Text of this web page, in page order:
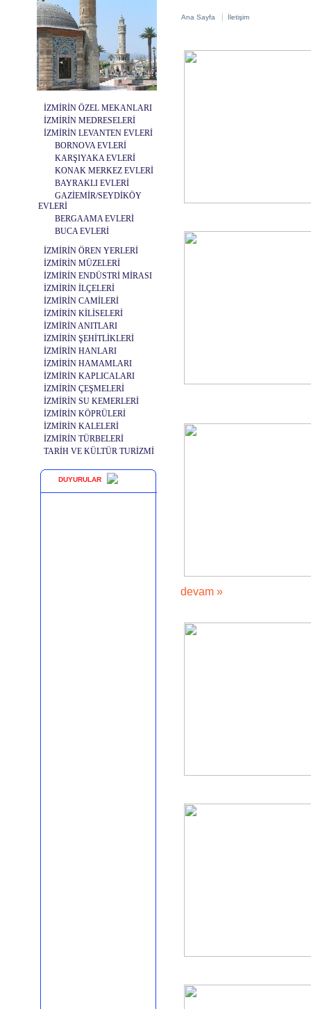
İZMİRİN ÖZEL MEKANLARI
İZMİRİN MEDRESELERİ
İZMİRİN LEVANTEN EVLERİ
BORNOVA EVLERİ
KARŞIYAKA EVLERİ
KONAK MERKEZ EVLERİ
BAYRAKLI EVLERİ
GAZİEMİR/SEYDİKÖY
EVLERİ
BERGAAMA EVLERİ
BUCA EVLERİ
İZMİRİN ÖREN YERLERİ
İZMİRİN MÜZELERİ
İZMİRİN ENDÜSTRİ MİRASI
İZMİRİN İLÇELERİ
İZMİRİN CAMİLERİ
İZMİRİN KİLİSELERİ
İZMİRİN ANITLARI
İZMİRİN ŞEHİTLİKLERİ
İZMİRİN HANLARI
İZMİRİN HAMAMLARI
İZMİRİN KAPLICALARI
İZMİRİN ÇEŞMELERİ
İZMİRİN SU KEMERLERİ
İZMİRİN KÖPRÜLERİ
İZMİRİN KALELERİ
İZMİRİN TÜRBELERİ
TARİH VE KÜLTÜR TURİZMİ
DUYURULAR
Ana Sayfa| İletişim
devam »